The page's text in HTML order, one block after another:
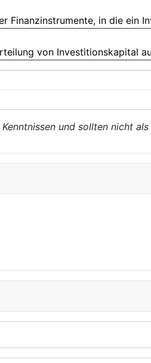
Finanzinstrumente, in die ein
von Investitionskapital
und sollten nicht